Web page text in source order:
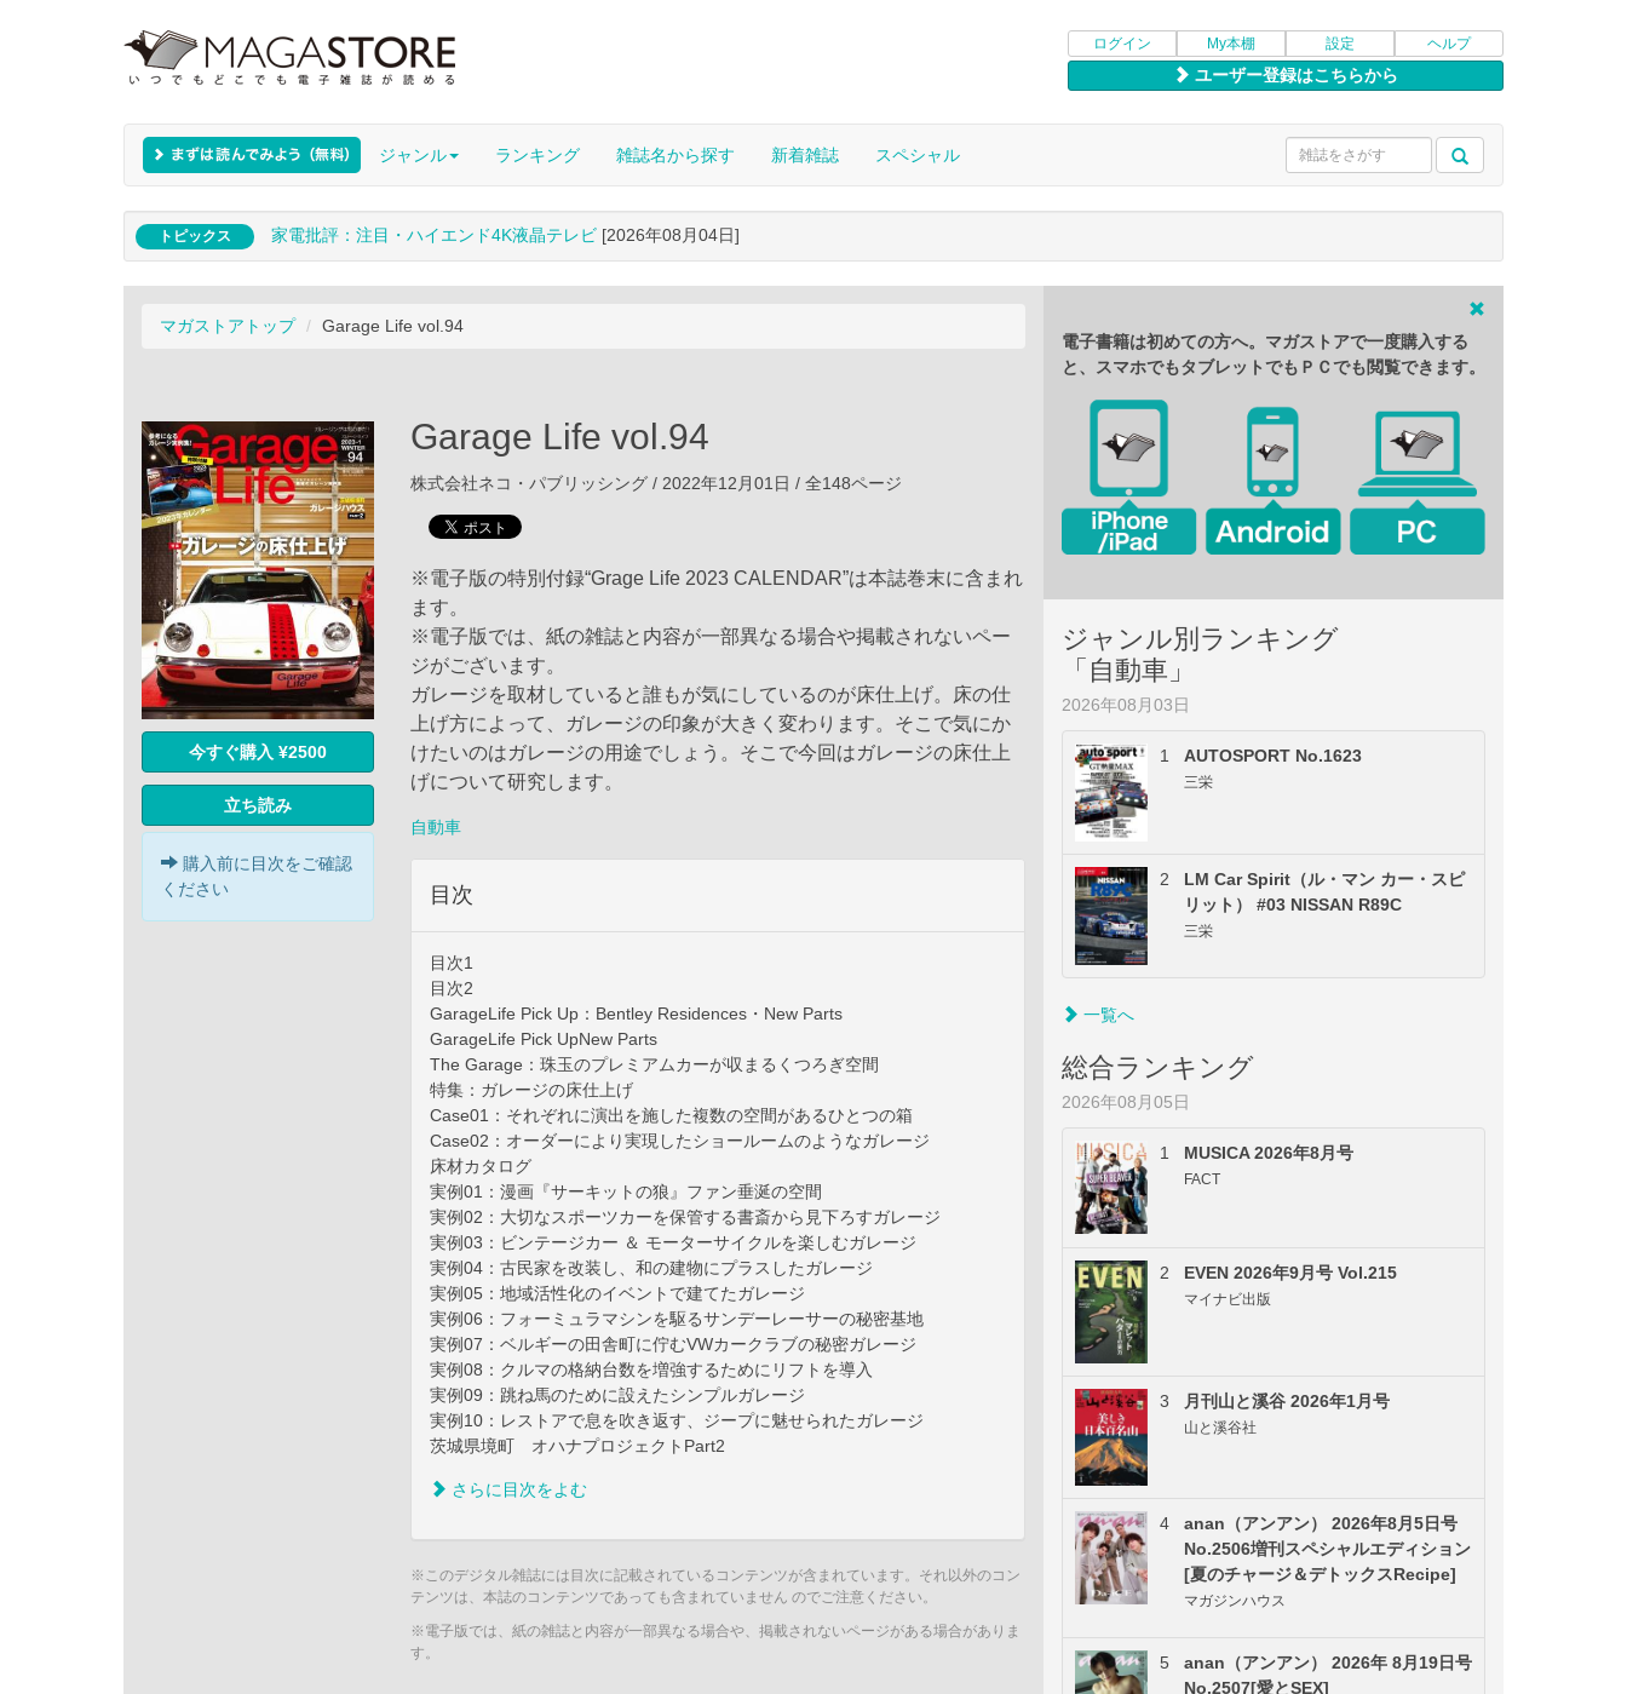
ログイン My本棚 設定 ヘルプ
ユーザー登録はこちらから
ジャンル ランキング 雑誌名から探す 新着雑誌 スペシャル
トピックス 家電批評：注目・ハイエンド4K液晶テレビ [2026年08月04日]
マガストアトップ Garage Life vol.94
今すぐ購入 ¥2500
立ち読み
購入前に目次をご確認
ください
Garage Life vol.94
株式会社ネコ・パブリッシング / 2022年12月01日 / 全148ページ
※電子版の特別付録“Grage Life 2023 CALENDAR”は本誌巻末に含まれ
ます。
※電子版では、紙の雑誌と内容が一部異なる場合や掲載されないペー
ジがございます。
ガレージを取材していると誰もが気にしているのが床仕上げ。床の仕
上げ方によって、ガレージの印象が大きく変わります。そこで気にか
けたいのはガレージの用途でしょう。そこで今回はガレージの床仕上
げについて研究します。
自動車
目次
目次1
目次2
GarageLife Pick Up：Bentley Residences・New Parts
GarageLife Pick UpNew Parts
The Garage：珠玉のプレミアムカーが収まるくつろぎ空間
特集：ガレージの床仕上げ
Case01：それぞれに演出を施した複数の空間があるひとつの箱
Case02：オーダーにより実現したショールームのようなガレージ
床材カタログ
実例01：漫画『サーキットの狼』ファン垂涎の空間
実例02：大切なスポーツカーを保管する書斎から見下ろすガレージ
実例03：ビンテージカー ＆ モーターサイクルを楽しむガレージ
実例04：古民家を改装し、和の建物にプラスしたガレージ
実例05：地域活性化のイベントで建てたガレージ
実例06：フォーミュラマシンを駆るサンデーレーサーの秘密基地
実例07：ベルギーの田舎町に佇むVWカークラブの秘密ガレージ
実例08：クルマの格納台数を増強するためにリフトを導入
実例09：跳ね馬のために設えたシンプルガレージ
実例10：レストアで息を吹き返す、ジープに魅せられたガレージ
茨城県境町 オハナプロジェクトPart2
さらに目次をよむ
※このデジタル雑誌には目次に記載されているコンテンツが含まれています。それ以外のコン
テンツは、本誌のコンテンツであっても含まれていません のでご注意ください。
※電子版では、紙の雑誌と内容が一部異なる場合や、掲載されないページがある場合がありま
す。
電子書籍は初めての方へ。マガストアで一度購入する
と、スマホでもタブレットでもＰＣでも閲覧できます。
ジャンル別ランキング
「自動車」
2026年08月03日
1 AUTOSPORT No.1623
三栄
2
LM Car Spirit（ル・マン カー・スピ
リット） #03 NISSAN R89C
三栄
一覧へ
総合ランキング
2026年08月05日
1 MUSICA 2026年8月号
FACT
2 EVEN 2026年9月号 Vol.215
マイナビ出版
3 月刊山と溪谷 2026年1月号
山と溪谷社
4
anan（アンアン） 2026年8月5日号
No.2506増刊スペシャルエディション
[夏のチャージ＆デトックスRecipe]
マガジンハウス
5
anan（アンアン） 2026年 8月19日号
No.2507[愛とSEX]